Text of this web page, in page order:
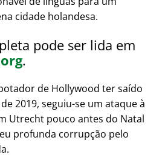
cidade holandesa.
pode ser lida em
.
de Hollywood ter saído
2019, seguiu-se um ataque à
Utrecht pouco antes do Natal
profunda corrupção pelo